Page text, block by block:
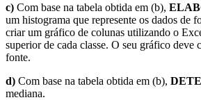
c) Com base na tabela obtida em (b),
um histograma que represente os dados de
criar um gráfico de colunas utilizando o
superior de cada classe. O seu gráfico deve
fonte.
d) Com base na tabela obtida em (b),
mediana.